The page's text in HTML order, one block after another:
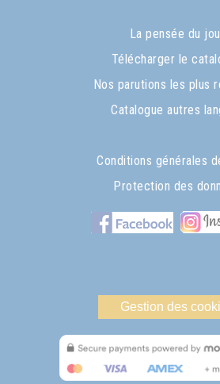
La pensée du
Télécharger le
Nos parutions les plus
Catalogue autres
Conditions générales
Protection des
Gestion des